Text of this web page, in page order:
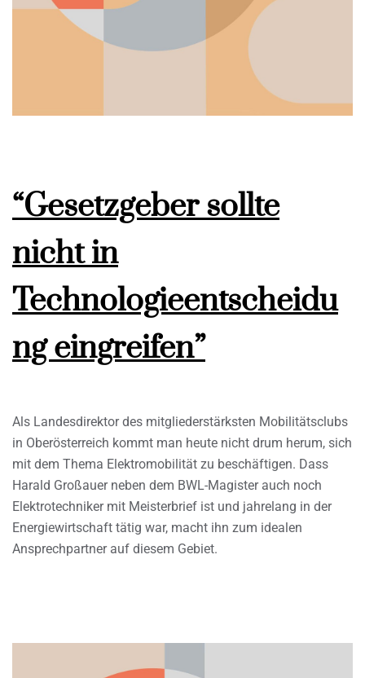
“Gesetzgeber sollte
nicht in
Technologieentscheidu
ng eingreifen”
Als Landesdirektor des mitgliederstärksten Mobilitätsclubs
in Oberösterreich kommt man heute nicht drum herum, sich
mit dem Thema Elektromobilität zu beschäftigen. Dass
Harald Großauer neben dem BWL-Magister auch noch
Elektrotechniker mit Meisterbrief ist und jahrelang in der
Energiewirtschaft tätig war, macht ihn zum idealen
Ansprechpartner auf diesem Gebiet.